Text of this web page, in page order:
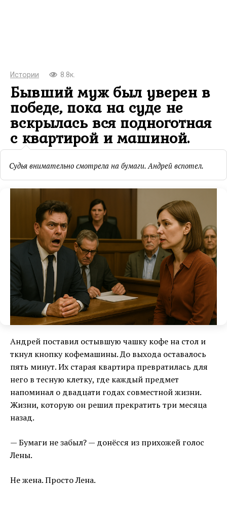
Истории 8.8к.
Бывший муж был уверен в
победе, пока на суде не
вскрылась вся подноготная
с квартирой и машиной.
Судья внимательно смотрела на бумаги. Андрей вспотел.
Андрей поставил остывшую чашку кофе на стол и
ткнул кнопку кофемашины. До выхода оставалось
пять минут. Их старая квартира превратилась для
него в тесную клетку, где каждый предмет
напоминал о двадцати годах совместной жизни.
Жизни, которую он решил прекратить три месяца
назад.
— Бумаги не забыл? — донёсся из прихожей голос
Лены.
Не жена. Просто Лена.